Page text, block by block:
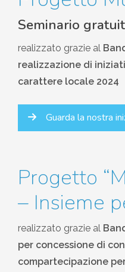
Seminario
realizzato grazie al
realizzazione di
carattere locale 2024
Guarda la nostra
Progetto
– Insieme
realizzato grazie al
per concessione di
compartecipazione